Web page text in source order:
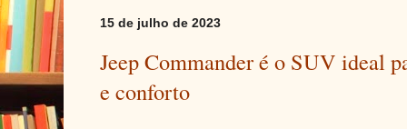
15 de julho de 2023
Jeep Commander é o SUV ideal
e conforto